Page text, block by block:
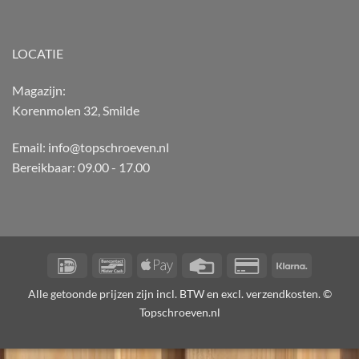
LOCATIE
Magazijn:
Korenmolen 32, Smilde
Email: info@topschroeven.nl
Bereikbaar: 09.00 - 17.00
IDeal BancontactApple
Credit
Credit
2
Alle getoonde prijzen zijn incl. BTW en excl. verzendkosten. ©
Topschroeven.nl